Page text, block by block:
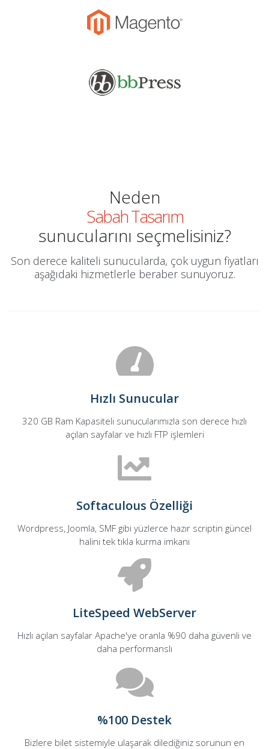
Neden
Sabah Tasarım
sunucularını seçmelisiniz?
Son derece kaliteli sunucularda, çok uygun fiyatları
aşağıdaki hizmetlerle beraber sunuyoruz.
Hızlı Sunucular
320 GB Ram Kapasiteli sunucularımızla son derece hızlı
açılan sayfalar ve hızlı FTP işlemleri
Softaculous Özelliği
Wordpress, Joomla, SMF gibi yüzlerce hazır scriptin güncel
halini tek tıkla kurma imkanı
LiteSpeed WebServer
Hızlı açılan sayfalar Apache'ye oranla %90 daha güvenli ve
daha performanslı
%100 Destek
Bizlere bilet sistemiyle ulaşarak dilediğiniz sorunun en